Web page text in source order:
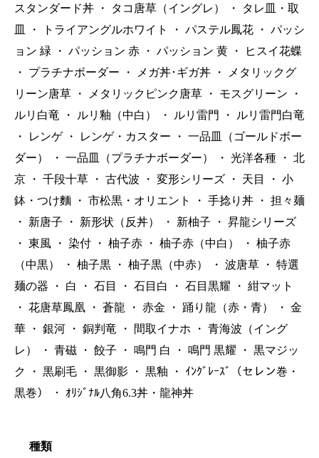
スタンダード丼
・ タコ唐草（イングレ） ・
タレ皿・取
皿
・ トライアングルホワイト ・ パステル鳳花 ・ パッシ
ョン 緑
・ パッション 赤 ・ パッション 黄 ・
ヒスイ花蝶
・
プラチナボーダー ・ メガ丼･ギガ丼 ・
メタリックグ
リーン唐草
・ メタリックピンク唐草 ・ モスグリーン
・
ルリ白竜
・ ルリ釉（中白） ・ ルリ雷門 ・
ルリ雷門白竜
・
レンゲ ・ レンゲ・カスター ・ 一品皿（ゴールドボー
ダー）
・ 一品皿（プラチナボーダー） ・ 光洋各種 ・ 北
京
・ 千段十草 ・ 古代波 ・ 変形シリーズ ・ 天目 ・ 小
鉢・つけ麵
・ 市松黒・オリエント ・ 手捻り丼 ・ 担々麺
・
新唐子 ・ 新形状（反丼） ・ 新柚子 ・ 昇龍シリーズ
・ 東風 ・ 染付 ・ 柚子赤 ・ 柚子赤（中白） ・ 柚子赤
（中黒）
・ 柚子黒 ・ 柚子黒（中赤） ・ 波唐草 ・ 特選
麺の器
・ 白 ・ 石目 ・ 石目白 ・ 石目黒耀 ・ 紺マット
・ 花唐草鳳凰 ・ 蒼龍 ・ 赤金 ・ 踊り龍（赤・青） ・ 金
華
・ 銀河 ・ 銅判竜 ・ 間取イナホ ・ 青海波（イング
レ）
・ 青磁 ・ 餃子 ・ 鳴門 白 ・ 鳴門 黒耀 ・ 黒マジッ
ク
・ 黒刷毛 ・ 黒御影 ・ 黒釉 ・
ｲﾝｸﾞﾚｰｽﾞ（セレン巻・
黒巻）
・ ｵﾘｼﾞﾅﾙ八角6.3丼・龍神丼
種類